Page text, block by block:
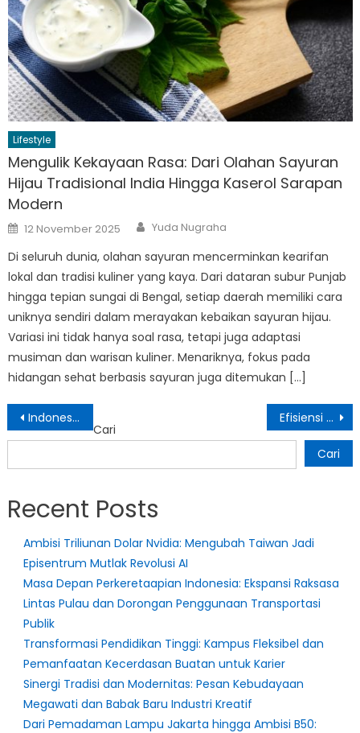
Lifestyle
Mengulik Kekayaan Rasa: Dari Olahan Sayuran
Hijau Tradisional India Hingga Kaserol Sarapan
Modern
Posted
on
12 November 2025 Author
Yuda Nugraha
Di seluruh dunia, olahan sayuran mencerminkan kearifan
lokal dan tradisi kuliner yang kaya. Dari dataran subur Punjab
hingga tepian sungai di Bengal, setiap daerah memiliki cara
uniknya sendiri dalam merayakan kebaikan sayuran hijau.
Variasi ini tidak hanya soal rasa, tetapi juga adaptasi
musiman dan warisan kuliner. Menariknya, fokus pada
hidangan sehat berbasis sayuran juga ditemukan […]
Navigasi
pos
Indonesia Targetkan Produksi Minyak 1 Juta Barel per Hari dalam Empat Tahun Efisiensi Anggaran Indonesia Tetap Rp306 Triliun, Kementerian Keuangan Tegaskan
Cari
Cari
Recent Posts
Ambisi Triliunan Dolar Nvidia: Mengubah Taiwan Jadi
Episentrum Mutlak Revolusi AI
Masa Depan Perkeretaapian Indonesia: Ekspansi Raksasa
Lintas Pulau dan Dorongan Penggunaan Transportasi
Publik
Transformasi Pendidikan Tinggi: Kampus Fleksibel dan
Pemanfaatan Kecerdasan Buatan untuk Karier
Sinergi Tradisi dan Modernitas: Pesan Kebudayaan
Megawati dan Babak Baru Industri Kreatif
Dari Pemadaman Lampu Jakarta hingga Ambisi B50: